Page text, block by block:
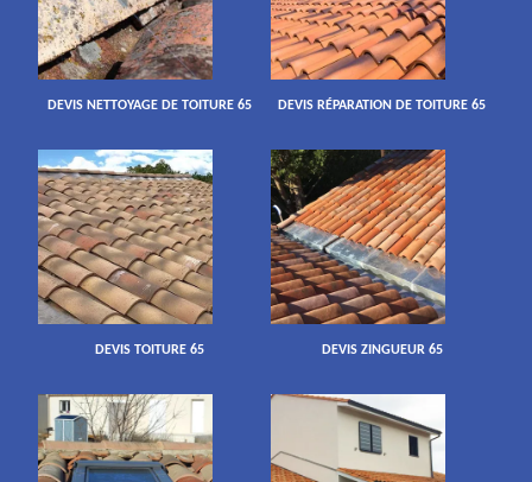
DEVIS NETTOYAGE DE TOITURE 65 DEVIS RÉPARATION DE TOITURE 65
DEVIS TOITURE 65 DEVIS ZINGUEUR 65